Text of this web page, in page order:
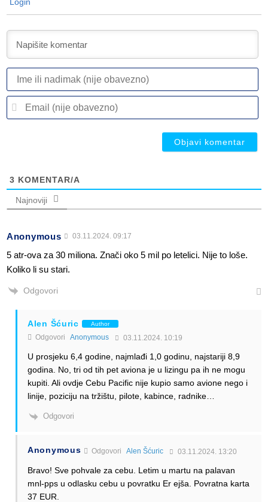
Login
3 KOMENTAR/A
Najnoviji
Anonymous 03.11.2024. 09:17
5 atr-ova za 30 miliona. Znači oko 5 mil po letelici. Nije to loše.
Koliko li su stari.
Odgovori
Alen Šćuric Author
Odgovori Anonymous 03.11.2024. 10:19
U prosjeku 6,4 godine, najmlađi 1,0 godinu, najstariji 8,9
godina. No, tri od tih pet aviona je u lizingu pa ih ne mogu
kupiti. Ali ovdje Cebu Pacific nije kupio samo avione nego i
linije, poziciju na tržištu, pilote, kabince, radnike…
Odgovori
Anonymous OdgovoriAlen Šćuric 03.11.2024. 13:20
Bravo! Sve pohvale za cebu. Letim u martu na palavan
mnl-pps u odlasku cebu u povratku Er ejša. Povratna karta
37 EUR.